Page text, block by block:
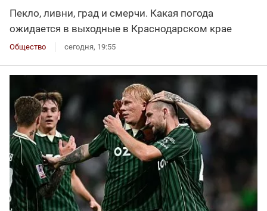
Пекло, ливни, град и смерчи. Какая погода
ожидается в выходные в Краснодарском крае
Общество сегодня, 19:55